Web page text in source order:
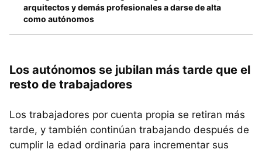
arquitectos y demás profesionales a darse de alta
como autónomos
Los autónomos se jubilan más tarde que el
resto de trabajadores
Los trabajadores por cuenta propia se retiran más
tarde, y también continúan trabajando después de
cumplir la edad ordinaria para incrementar sus